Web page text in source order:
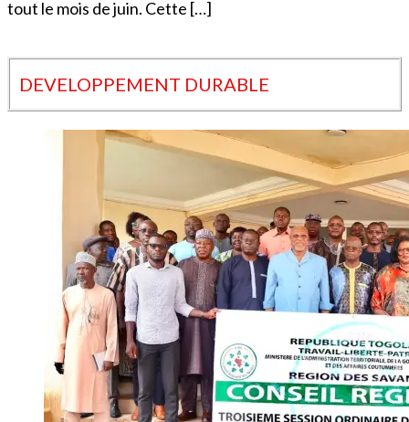
tout le mois de juin. Cette […]
DEVELOPPEMENT DURABLE